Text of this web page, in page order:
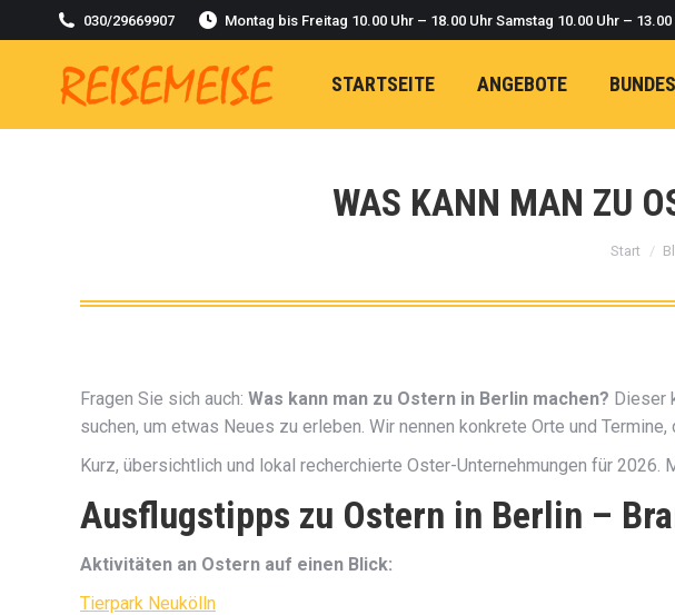
030/29669907 Montag bis Freitag 10.00 Uhr – 18.00 Uhr Samstag 10.00 Uhr – 13.00
STARTSEITE ANGEBOTE
WAS KANN MAN ZU
Sie
Start
Fragen Sie sich auch: Was kann man zu Ostern in Berlin machen? Dieser
suchen, um etwas Neues zu erleben. Wir nennen konkrete Orte und
Kurz, übersichtlich und lokal recherchierte Oster-Unternehmungen für
Ausflugstipps zu Ostern in Berlin –
Aktivitäten an Ostern auf einen Blick:
Tierpark Neukölln